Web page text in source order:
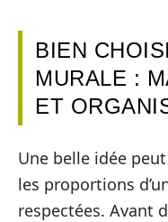
BIEN
MURALE :
ET
Une belle idée
les proportions
respectées. Avant